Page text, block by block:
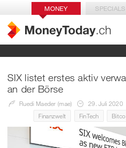
MONEY SPECIALS
SIX listet erstes aktiv
an der Börse
Ruedi Maeder (mae)
29. Juli 2020
Finanzwelt
FinTech